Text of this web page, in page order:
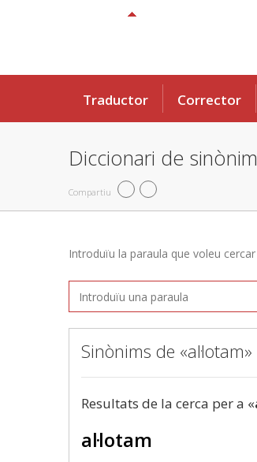
Traductor Corrector
Diccionari de
Compartiu
Introduïu la paraula que voleu
Sinònims de «al·lotam»
Resultats de la cerca per a «
al·lotam